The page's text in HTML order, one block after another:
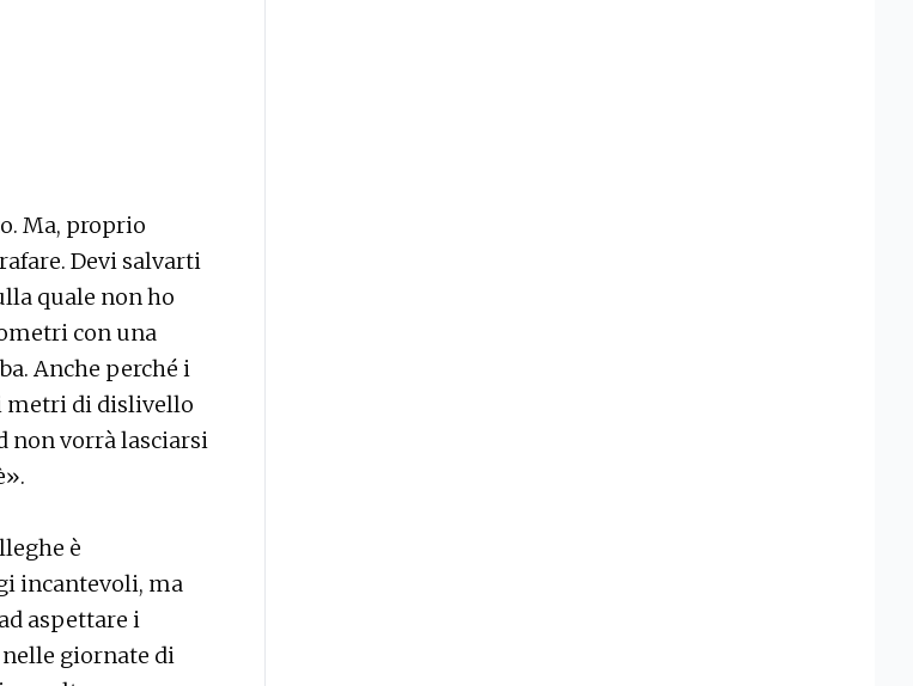
Ma, proprio
Devi salvarti
quale non ho
con una
Anche perché i
metri di dislivello
non vorrà lasciarsi
è
incantevoli, ma
aspettare i
giornate di